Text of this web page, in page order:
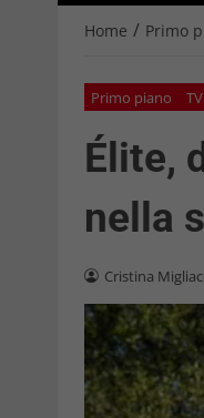
Home / Primo
Primo piano TV
Élite,
nella
Cristina